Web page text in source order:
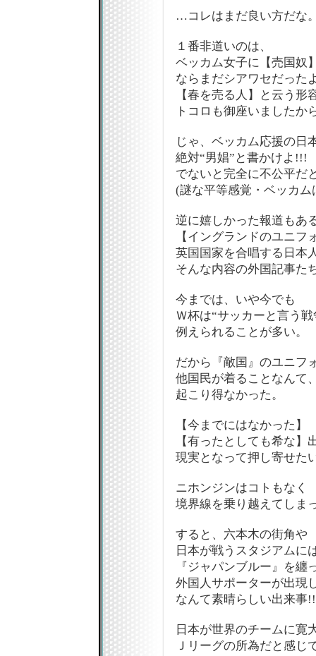
…コレはまだ良い方だな
１番非道いのは、
ベッカム女子に【売国奴
ならまだシアワセだった
【春を売る人】と云う形
トコロも御座いましたか
じゃ、ベッカム応援の日
絶対“男娼”と書かけよ!!!
でないと完全に不公平だ
(謎な平等感覚・ベッカム
逆に嬉しかった報道もあ
【イングランドのユニフ
英国国家を合唱する日本
そんな内容の外国記事た
今までは、いや今でも
Ｗ杯は“サッカーと言う戦
例えられることが多い。
だから『敵国』のユニフ
他国民が着ることなんて
起こり得なかった。
【今までにはなかった】
【有ったとしても希な】
現実となって押し寄せた
ニホンジンはコトもなく
境界線を乗り越えてしま
すると、六本木の街角や
日本が戦うスタジアムに
『ジャパンブルー』を纏
外国人サポーターが出現
なんて素晴らしい出来事
日本が世界のチームに寛
Ｊリーグの所為だと感じ